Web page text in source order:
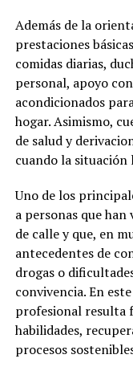
Además de la
prestaciones
comidas diarias,
personal, apoyo
acondicionados
hogar. Asimismo,
de salud y
cuando la situación
Uno de los
a personas que
de calle y que, en
antecedentes de
drogas o
convivencia. En
profesional resulta
habilidades,
procesos